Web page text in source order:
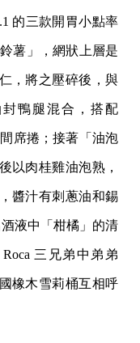
的三款開胃小點率
薯」，網狀上層是
，將之壓碎後，與
鴨腿混合，搭配
席捲；接著「油泡
以肉桂雞油泡熟，
醬汁有刺蔥油和錫
液中「柑橘」的清
三兄弟中弟弟
橡木雪莉桶互相呼